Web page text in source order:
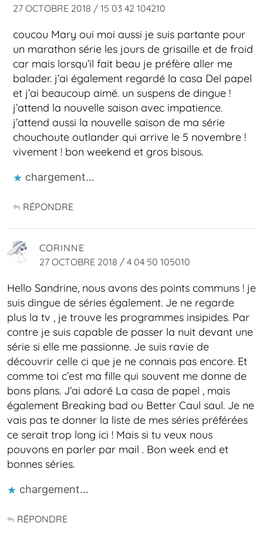
27 OCTOBRE 2018 / 15 03 42 104210
coucou Mary oui moi aussi je suis partante pour
un marathon série les jours de grisaille et de froid
car mais lorsqu’il fait beau je préfère aller me
balader. j’ai également regardé la casa Del papel
et j’ai beaucoup aimé. un suspens de dingue !
j’attend la nouvelle saison avec impatience.
j’attend aussi la nouvelle saison de ma série
chouchoute outlander qui arrive le 5 novembre !
vivement ! bon weekend et gros bisous.
chargement…
RÉPONDRE
CORINNE
27 OCTOBRE 2018 / 4 04 50 105010
Hello Sandrine, nous avons des points communs ! je
suis dingue de séries également. Je ne regarde
plus la tv , je trouve les programmes insipides. Par
contre je suis capable de passer la nuit devant une
série si elle me passionne. Je suis ravie de
découvrir celle ci que je ne connais pas encore. Et
comme toi c’est ma fille qui souvent me donne de
bons plans. J’ai adoré La casa de papel , mais
également Breaking bad ou Better Caul saul. Je ne
vais pas te donner la liste de mes séries préférées
ce serait trop long ici ! Mais si tu veux nous
pouvons en parler par mail . Bon week end et
bonnes séries.
chargement…
RÉPONDRE